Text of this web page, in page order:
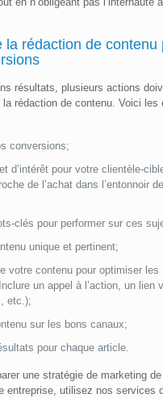
la rédaction de contenu
résultats, plusieurs actions
rédaction de contenu. Voici les
conversions;
d’intérêt pour votre clientèle-
de l’achat dans l’entonnoir de
clés pour performer sur ces
unique et pertinent;
votre contenu pour optimiser les
un appel à l’action, un lien
etc.);
sur les bons canaux;
pour chaque article.
une stratégie de marketing
entreprise, utilisez nos services